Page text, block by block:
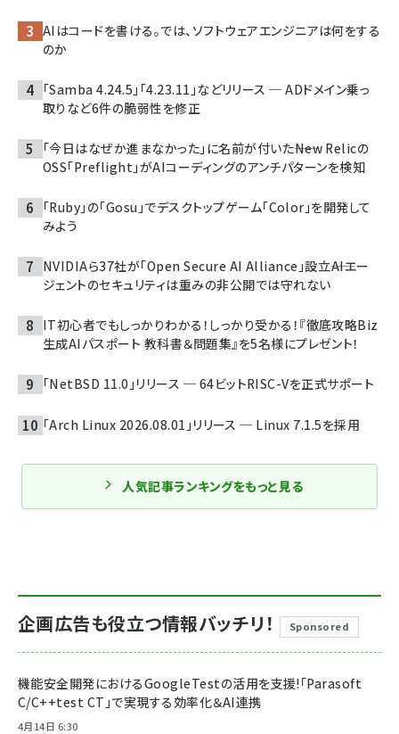
AIはコードを書ける。では、ソフトウェアエンジニアは何をする
のか
「Samba 4.24.5」「4.23.11」などリリース ─ ADドメイン乗っ
取りなど6件の脆弱性を修正
「今日はなぜか進まなかった」に名前が付いた――New Relicの
OSS「Preflight」がAIコーディングのアンチパターンを検知
「Ruby」の「Gosu」でデスクトップゲーム「Color」を開発して
みよう
NVIDIAら37社が「Open Secure AI Alliance」設立――AIエー
ジェントのセキュリティは重みの非公開では守れない
IT初心者でもしっかりわかる！しっかり受かる！『徹底攻略Biz
生成AIパスポート 教科書＆問題集』を5名様にプレゼント！
「NetBSD 11.0」リリース ─ 64ビットRISC-Vを正式サポート
「Arch Linux 2026.08.01」リリース ─ Linux 7.1.5を採用
人気記事ランキングをもっと見る
企画広告も役立つ情報バッチリ！ Sponsored
機能安全開発におけるGoogleTestの活用を支援!「Parasoft
C/C++test CT」で実現する効率化＆AI連携
4月14日 6:30